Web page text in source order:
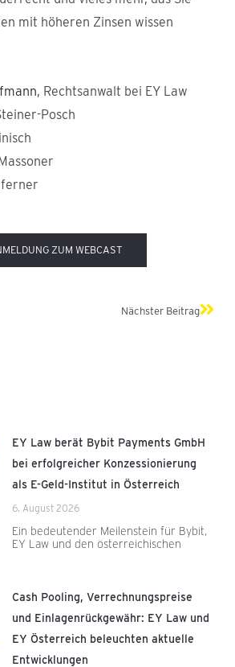
mit höheren Zinsen wissen
, Rechtsanwalt bei EY Law
Posch
ZUM WEBCAST
Nächster Beitrag
EY Law berät Bybit Payments GmbH
bei erfolgreicher Konzessionierung
als E-Geld-Institut in Österreich
6. August 2026
Ein bedeutender Meilenstein für Bybit,
EY Law und den österreichischen
Cash Pooling, Verrechnungspreise
und Einlagenrückgewähr: EY Law und
EY Österreich beleuchten aktuelle
Entwicklungen